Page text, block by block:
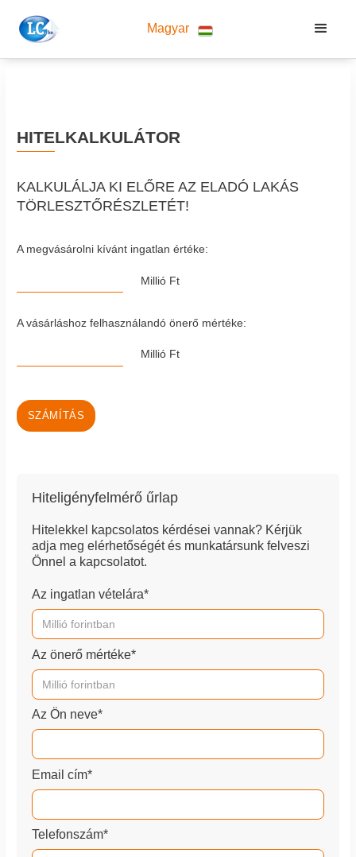
Magyar
HITELKALKULÁTOR
KALKULÁLJA KI ELŐRE AZ ELADÓ LAKÁS
TÖRLESZTŐRÉSZLETÉT!
A megvásárolni kívánt ingatlan értéke:
Millió Ft
A vásárláshoz felhasználandó önerő mértéke:
Millió Ft
SZÁMÍTÁS
Hiteligényfelmérő űrlap
Hitelekkel kapcsolatos kérdései vannak? Kérjük
adja meg elérhetőségét és munkatársunk felveszi
Önnel a kapcsolatot.
Az ingatlan vételára*
Az önerő mértéke*
Az Ön neve*
Email cím*
Telefonszám*